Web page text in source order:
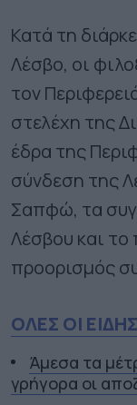
Κατά τη
Λέσβο, οι
τον
στελέχη της
έδρα της
σύνδεση της
Σαπφώ, τα
Λέσβου και
προορισμός
ΟΛΕΣ ΟΙ
Άμεσα τα
γρήγορα οι